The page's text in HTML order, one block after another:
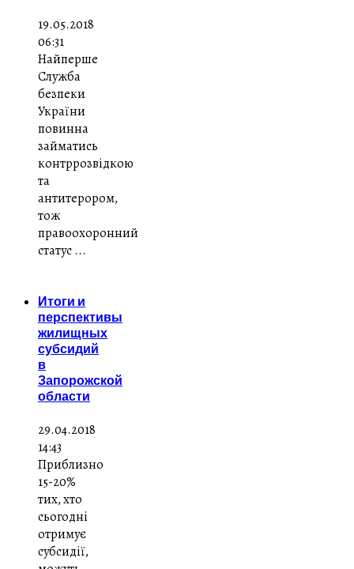
19.05.2018
06:31
Найперше
Служба
безпеки
України
повинна
займатись
контррозвідкою
та
антитерором,
тож
правоохоронний
статус ...
Итоги и
перспективы
жилищных
субсидий
в
Запорожской
области
29.04.2018
14:43
Приблизно
15-20%
тих, хто
сьогодні
отримує
субсидії,